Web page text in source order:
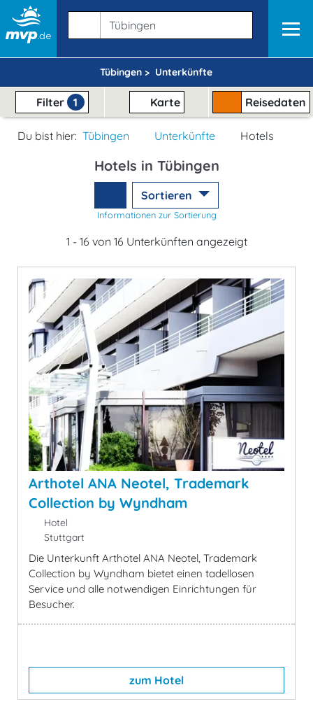
Tübingen > Unterkünfte
Filter 1 Karte Reisedaten
Du bist hier: Tübingen Unterkünfte Hotels
Hotels in Tübingen
Sortieren
Informationen zur Sortierung
1 - 16 von 16 Unterkünften angezeigt
Arthotel ANA Neotel, Trademark
Collection by Wyndham
Hotel
Stuttgart
Die Unterkunft Arthotel ANA Neotel, Trademark
Collection by Wyndham bietet einen tadellosen
Service und alle notwendigen Einrichtungen für
Besucher.
zum Hotel